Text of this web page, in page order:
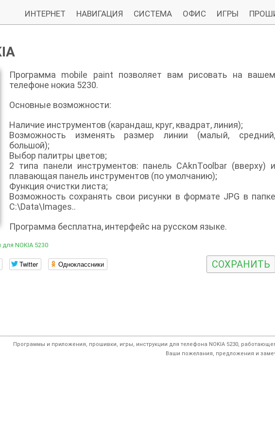
ИНТЕРНЕТ НАВИГАЦИЯ СИСТЕМА ОФИС ИГРЫ
Программа mobile paint позволяет вам рисовать на вашем
телефоне нокиа 5230.
Основные возможности:
Наличие инструментов (карандаш, круг, квадрат, линия);
Возможность изменять размер линии (малый, средний,
большой);
Выбор палитры цветов;
2 типа панели инструментов: панель CAknToolbar (вверху) и
плавающая панель инструментов (по умолчанию);
Функция очистки листа;
Возможность сохранять свои рисунки в формате JPG в папке
C:\Data\Images..
Программа бесплатна, интерфейс на русском языке.
NOKIA 5230
Twitter Одноклассники СОХРАНИТЬ
Программы и приложения, прошивки, игры, инструкции для телефона NOKIA 5230,
Ваши пожелания, предложения и